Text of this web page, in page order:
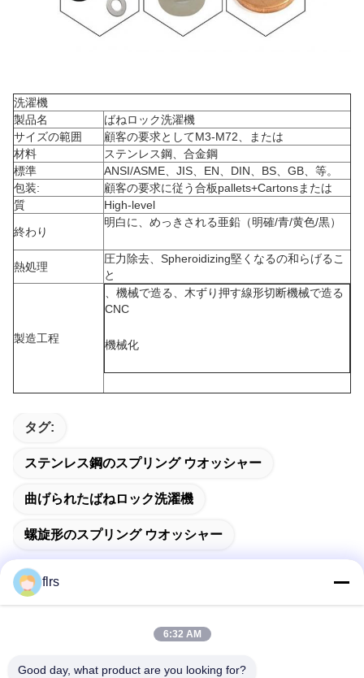
洗濯機
製品名
ばねロック洗濯機
サイズの範囲
顧客の要求としてM3-M72、または
材料
ステンレス鋼、合金鋼
標準
ANSI/ASME、JIS、EN、DIN、BS、GB、等。
包装:
顧客の要求に従う合板pallets+Cartonsまたは
質
High-level
終わり
明白に、めっきされる亜鉛（明確/青/黄色/黒）
熱処理
圧力除去、Spheroidizing堅くなるの和らげるこ
と
製造工程
、機械で造る、木ずり押す線形切断機械で造る
CNC
機械化
タグ:
ステンレス鋼のスプリング ウオッシャー
曲げられたばねロック洗濯機
螺旋形のスプリング ウオッシャー
アドレス
flrs
6:32 AM
Good day, what product are you looking for?